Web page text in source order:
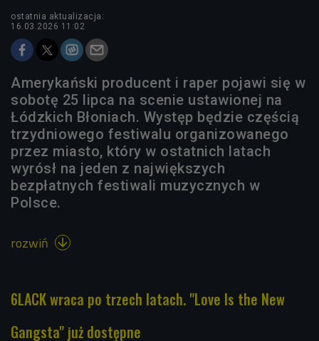
ostatnia aktualizacja:
16.03.2026 11:02
Amerykański producent i raper pojawi się w
sobotę 25 lipca na scenie ustawionej na
Łódzkich Błoniach. Występ będzie częścią
trzydniowego festiwalu organizowanego
przez miasto, który w ostatnich latach
wyrósł na jeden z największych
bezpłatnych festiwali muzycznych w
Polsce.
rozwiń 
6LACK wraca po trzech latach. "Love Is the New
Gangsta" już dostępne